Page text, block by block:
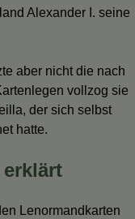
Alexander I. seine
aber nicht die nach
vollzog sie
der sich selbst
hatte.
Lenormandkarten